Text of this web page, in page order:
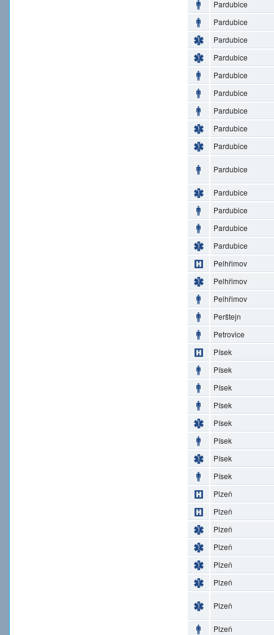
Pardubice
Pardubice
Pardubice
Pardubice
Pardubice
Pardubice
Pardubice
Pardubice
Pardubice
Pardubice
Pardubice
Pardubice
Pardubice
Pardubice
Pelhřimov
Pelhřimov
Pelhřimov
Perštejn
Petrovice
Písek
Písek
Písek
Písek
Písek
Písek
Písek
Písek
Plzeň
Plzeň
Plzeň
Plzeň
Plzeň
Plzeň
Plzeň
Plzeň